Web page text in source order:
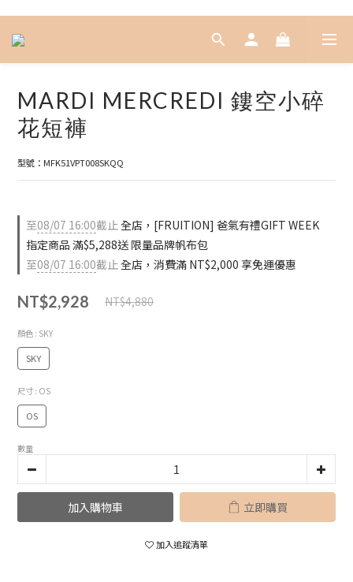
MARDI MERCREDI 鏤空小碎
花短褲
型號：MFK51VPT008SKQQ
至08/07 16:00截止全店，[FRUITION] 爸氣有禮GIFT WEEK
指定商品 滿$5,288送 限量品牌帆布包
至08/07 16:00截止全店，消費滿 NT$2,000 享免運優惠
NT$2,928 NT$4,880
顏色 : SKY
SKY
尺寸 : OS
OS
數量
加入購物車 立即購買
加入追蹤清單